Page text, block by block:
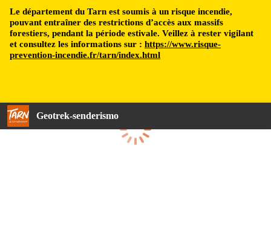
Le département du Tarn est soumis à un risque incendie,
pouvant entraîner des restrictions d’accès aux massifs
forestiers, pendant la période estivale. Veillez à rester vigilant
et consultez les informations sur : https://www.risque-
prevention-incendie.fr/tarn/index.html
Geotrek-senderismo
Cargando